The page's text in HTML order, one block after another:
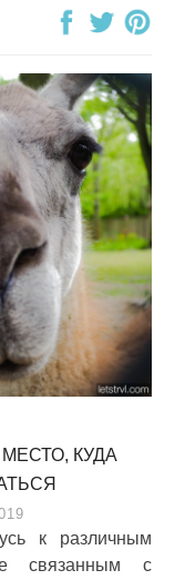
КУДА
к различным
связанным с